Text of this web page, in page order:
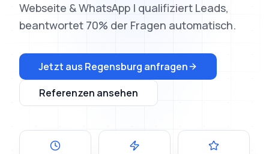
Webseite & WhatsApp | qualifiziert Leads,
beantwortet 70% der Fragen automatisch.
Jetzt aus Regensburg anfragen
Referenzen ansehen